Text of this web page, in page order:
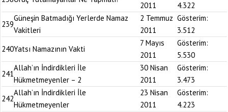
2011
4.322
239
Güneşin Batmadığı Yerlerde Namaz
Vakitleri
2 Temmuz
2011
Gösterim:
3.512
240Yatsı Namazının Vakti
7 Mayıs
2011
Gösterim:
5.530
241
Allah’ın İndirdikleri İle
Hükmetmeyenler – 2
30 Nisan
2011
Gösterim:
3.473
242
Allah’ın İndirdikleri İle
Hükmetmeyenler
23 Nisan
2011
Gösterim:
4.223